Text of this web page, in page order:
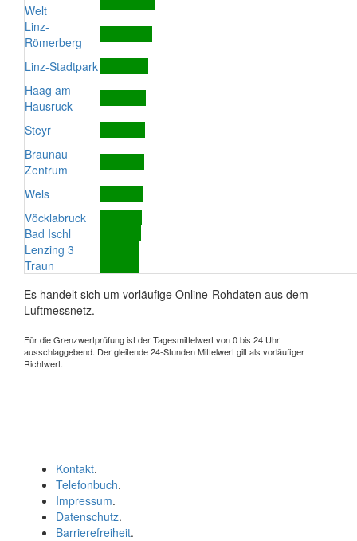
Welt
Linz-
Römerberg
Linz-Stadtpark
Haag am
Hausruck
Steyr
Braunau
Zentrum
Wels
Vöcklabruck
Bad Ischl
Lenzing 3
Traun
Es handelt sich um vorläufige Online-Rohdaten aus dem
Luftmessnetz.
Für die Grenzwertprüfung ist der Tagesmittelwert von 0 bis 24 Uhr
ausschlaggebend. Der gleitende 24-Stunden Mittelwert gilt als vorläufiger
Richtwert.
Kontakt.
Telefonbuch.
Impressum.
Datenschutz.
Barrierefreiheit.